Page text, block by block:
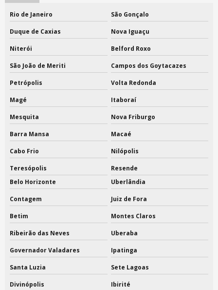
Embalagem tnt para roupas
Embalagem tnt para sapatos
Embalagem tnt personalizada
Embalagem tnt presente
Embalagens de tecido
Embalagens de tecido personalizadas
Embalagens de tecido saquinhos
Fábrica de capa de roupa feminina
Fábrica de capa de roupas
Fábrica de capa de roupas sp
Fábrica de ecobag
Fábrica de ecobag em sp
Fábrica de ecobags
Fábrica de sacola tnt
Rio de Janeiro São Gonçalo
Duque de Caxias Nova Iguaçu
Niterói Belford Roxo
São João de Meriti Campos dos Goytacazes
Petrópolis Volta Redonda
Magé Itaboraí
Mesquita Nova Friburgo
Barra Mansa Macaé
Cabo Frio Nilópolis
Teresópolis
Resende
Belo Horizonte
Uberlândia
Contagem Juiz de Fora
Betim Montes Claros
Ribeirão das Neves Uberaba
Governador Valadares Ipatinga
Santa Luzia Sete Lagoas
Divinópolis Ibirité